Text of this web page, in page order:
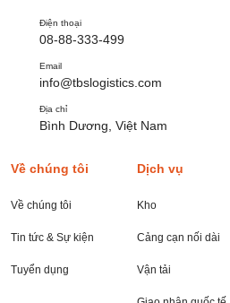
Điện thoại
08-88-333-499
Email
info@tbslogistics.com
Địa chỉ
Bình Dương, Việt Nam
Về chúng tôi
Về chúng tôi
Tin tức & Sự kiện
Tuyển dụng
Dịch vụ
Kho
Cảng cạn nối dài
Vận tải